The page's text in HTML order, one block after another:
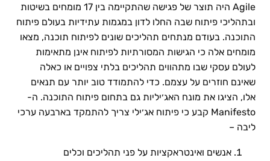
Agile היה תוצר של פגישה שהתקיימה בין 17 מומחים בשיטות
ובתהליכי פיתוח שבה החלו לדון במגמות עתידיות בעולם פיתוח
התוכנה. בעודם מנתחים תהליכים שונים לפיתוח תוכנה, מצאו
מומחים אלה כי הגישות המסורתיות לפיתוח אינן מתאימות
לעולם עסקי שבו מתהווים תהליכים בלתי צפויים או כאלה
שאינם חוזרים על עצמם. כדי להתמודד טוב יותר עם תנאים
אלו, הציגו את מונח האג׳יליות גם בתחום פיתוח התוכנה. ה-
Manifesto קבע כי פיתוח אג׳ילי צריך להתמקד בארבעה ערכי
ליבה –
אנשים ואינטראקציות על פני תהליכים וכלים